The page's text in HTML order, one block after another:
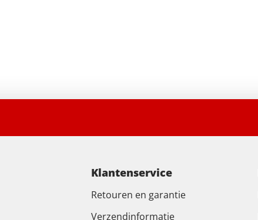
Klantenservice
Retouren en garantie
Verzendinformatie